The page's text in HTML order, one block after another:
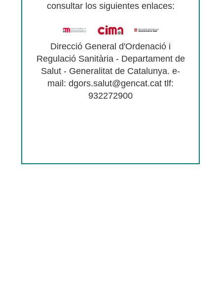
consultar los siguientes enlaces:
Direcció General d'Ordenació i
Regulació Sanitària - Departament de
Salut - Generalitat de Catalunya. e-
mail: dgors.salut@gencat.cat tlf:
932272900